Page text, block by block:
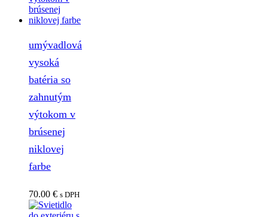
umývadlová
vysoká
batéria so
zahnutým
výtokom v
brúsenej
niklovej
farbe
70.00 € s DPH